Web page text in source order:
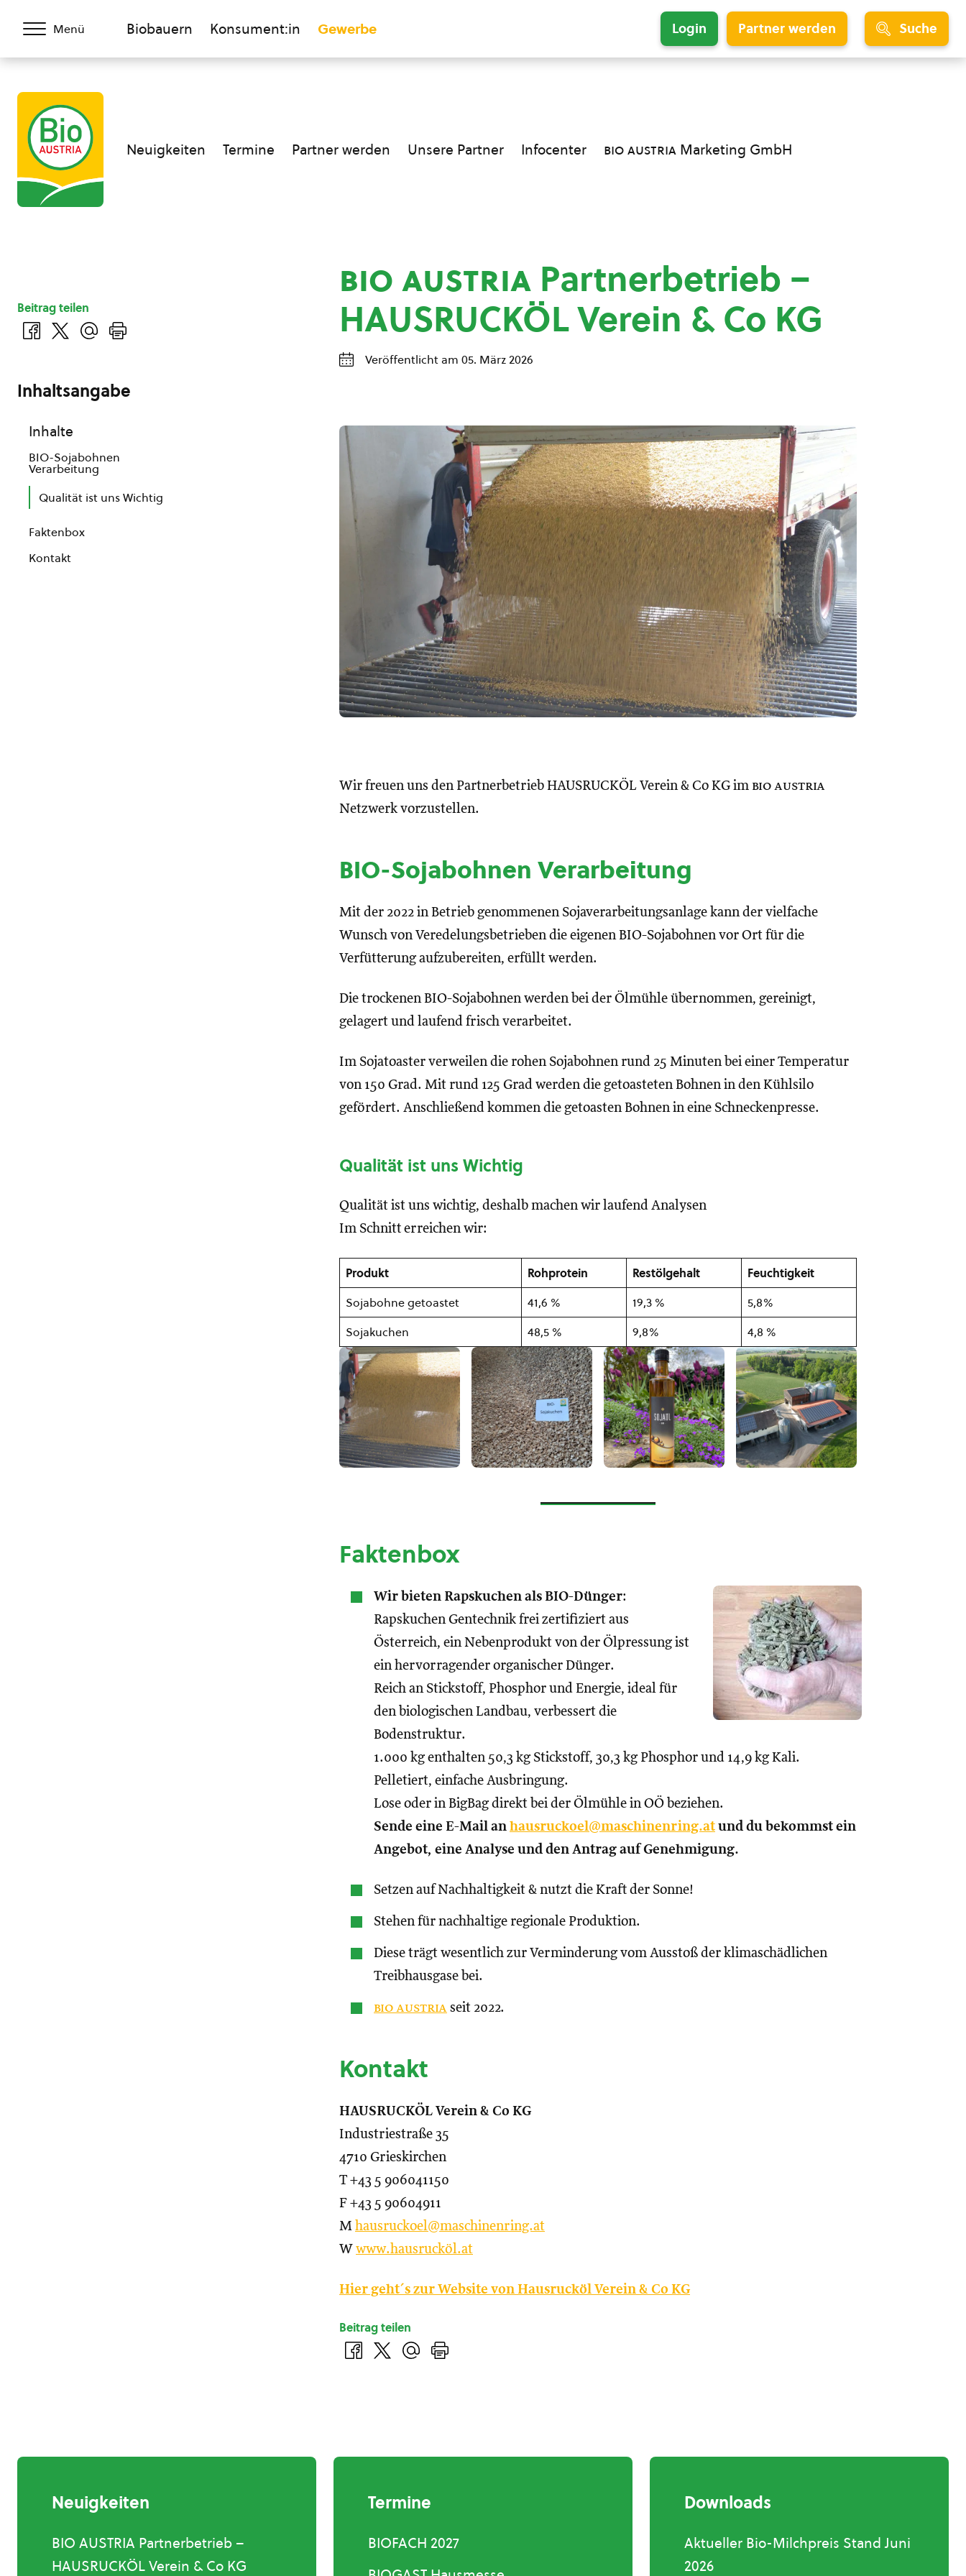
Menü Biobauern Konsument:in Gewerbe Login Partner werden Suche
Neuigkeiten Termine Partner werden Unsere Partner Infocenter bio austria Marketing GmbH
bio austria Partnerbetrieb –
HAUSRUCKÖL Verein & Co KG
Veröffentlicht am 05. März 2026
Wir freuen uns den Partnerbetrieb HAUSRUCKÖL Verein & Co KG im bio austria
Netzwerk vorzustellen.
BIO-Sojabohnen Verarbeitung
Mit der 2022 in Betrieb genommenen Sojaverarbeitungsanlage kann der vielfache
Wunsch von Veredelungsbetrieben die eigenen BIO-Sojabohnen vor Ort für die
Verfütterung aufzubereiten, erfüllt werden.
Die trockenen BIO-Sojabohnen werden bei der Ölmühle übernommen, gereinigt,
gelagert und laufend frisch verarbeitet.
Im Sojatoaster verweilen die rohen Sojabohnen rund 25 Minuten bei einer Temperatur
von 150 Grad. Mit rund 125 Grad werden die getoasteten Bohnen in den Kühlsilo
gefördert. Anschließend kommen die getoasten Bohnen in eine Schneckenpresse.
Qualität ist uns Wichtig
Qualität ist uns wichtig, deshalb machen wir laufend Analysen
Im Schnitt erreichen wir:
Produkt Rohprotein Restölgehalt
Feuchtigkeit
Sojabohne getoastet
41,6 % 19,3 %
5,8%
Sojakuchen
48,5 % 9,8% 4,8 %
Faktenbox
Wir bieten Rapskuchen als BIO-Dünger:
Rapskuchen Gentechnik frei zertifiziert aus
Österreich, ein Nebenprodukt von der Ölpressung ist
ein hervorragender organischer Dünger.
Reich an Stickstoff, Phosphor und Energie, ideal für
den biologischen Landbau, verbessert die
Bodenstruktur.
1.000 kg enthalten 50,3 kg Stickstoff, 30,3 kg Phosphor und 14,9 kg Kali.
Pelletiert, einfache Ausbringung.
Lose oder in BigBag direkt bei der Ölmühle in OÖ beziehen.
Sende eine E-Mail an hausruckoel@maschinenring.at und du bekommst ein
Angebot, eine Analyse und den Antrag auf Genehmigung.
Setzen auf Nachhaltigkeit & nutzt die Kraft der Sonne!
Stehen für nachhaltige regionale Produktion.
Diese trägt wesentlich zur Verminderung vom Ausstoß der klimaschädlichen
Treibhausgase bei.
bio austria seit 2022.
Kontakt
HAUSRUCKÖL Verein & Co KG
Industriestraße 35
4710 Grieskirchen
T +43 5 906041150
F +43 5 90604911
M hausruckoel@maschinenring.at
W www.hausrucköl.at
Hier geht´s zur Website von Hausrucköl Verein & Co KG
Beitrag teilen
Beitrag teilen
Inhaltsangabe
Inhalte
BIO-Sojabohnen
Verarbeitung
Qualität ist uns Wichtig
Faktenbox
Kontakt
Neuigkeiten
BIO AUSTRIA Partnerbetrieb –
HAUSRUCKÖL Verein & Co KG
Termine
BIOFACH 2027
Downloads
Aktueller Bio-Milchpreis Stand Juni
2026